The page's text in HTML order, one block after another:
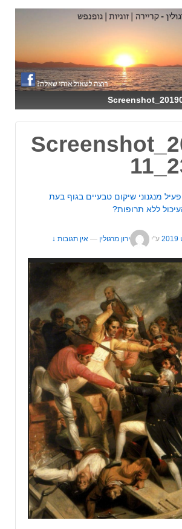
מנגנוני שיקום טבעיים בגוף בעת
ללא תרופות?
ע"י ירון מרגולין — אין תגובות ↓